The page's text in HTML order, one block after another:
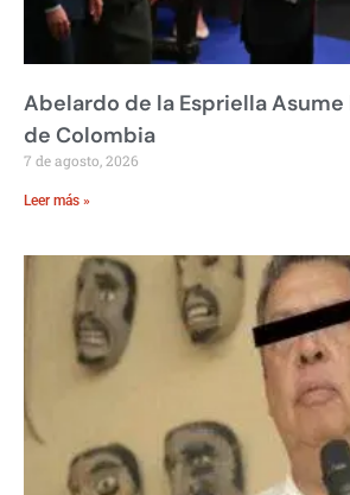
Abelardo de la Espriella
de Colombia
7 de agosto, 2026
Leer más »